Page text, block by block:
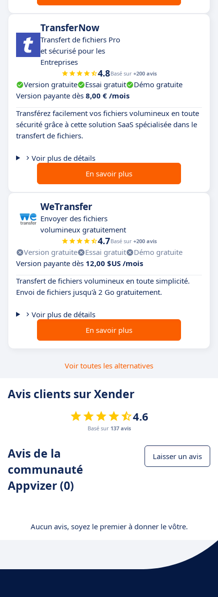
TransferNow
Transfert de fichiers Pro
et sécurisé pour les
Entreprises
4.8Basé sur +200 avis
Version gratuite Essai gratuit
Démo gratuite
Version payante dès 8,00 € /mois
Transférez facilement vos fichiers volumineux en toute
sécurité grâce à cette solution SaaS spécialisée dans le
transfert de fichiers.
Voir plus de détails
En savoir plus
WeTransfer
Envoyer des fichiers
volumineux gratuitement
4.7Basé sur +200 avis
Version gratuite Essai gratuit
Démo gratuite
Version payante dès 12,00 $US /mois
Transfert de fichiers volumineux en toute simplicité.
Envoi de fichiers jusqu'à 2 Go gratuitement.
Voir plus de détails
En savoir plus
Voir toutes les alternatives
Avis clients sur Xender
4.6
Basé sur 137 avis
Avis de la
communauté
Appvizer (0)
Laisser un avis
Aucun avis, soyez le premier à donner le vôtre.